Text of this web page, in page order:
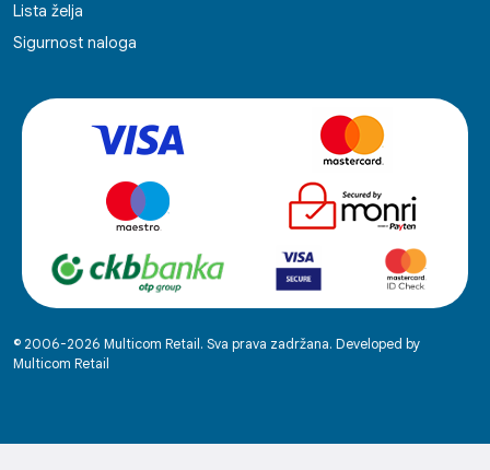
Lista želja
Sigurnost naloga
© 2006-2026 Multicom Retail. Sva prava zadržana. Developed by
Multicom Retail